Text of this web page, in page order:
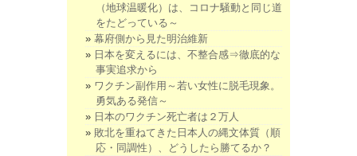
（地球温暖化）は、コロナ騒動と同じ道
をたどっている～
幕府側から見た明治維新
日本を変えるには、不整合感⇒徹底的な
事実追求から
ワクチン副作用～若い女性に脱毛現象。
勇気ある発信～
日本のワクチン死亡者は２万人
敗北を重ねてきた日本人の縄文体質（順
応・同調性）、どうしたら勝てるか？